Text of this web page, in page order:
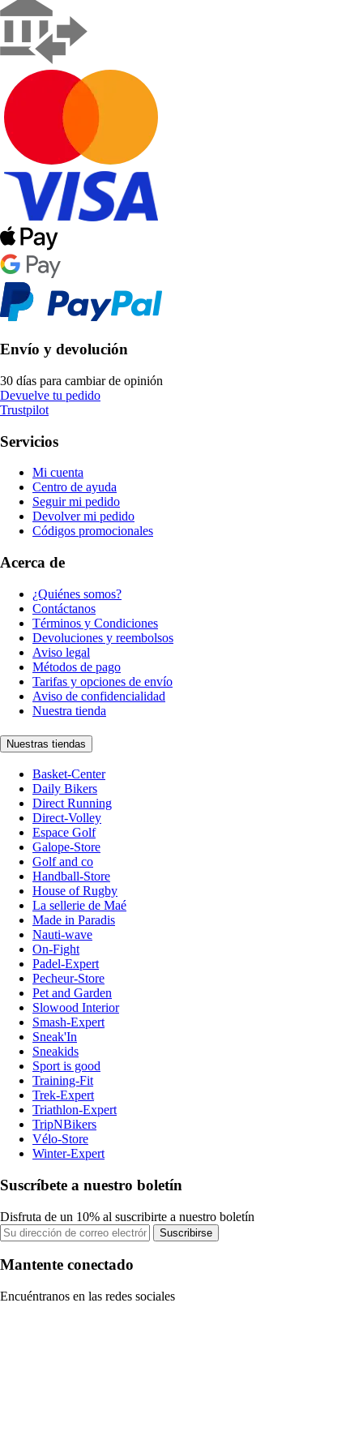
Envío y devolución
30 días para cambiar de opinión
Devuelve tu pedido
Trustpilot
Servicios
Mi cuenta
Centro de ayuda
Seguir mi pedido
Devolver mi pedido
Códigos promocionales
Acerca de
¿Quiénes somos?
Contáctanos
Términos y Condiciones
Devoluciones y reembolsos
Aviso legal
Métodos de pago
Tarifas y opciones de envío
Aviso de confidencialidad
Nuestra tienda
Nuestras tiendas
Basket-Center
Daily Bikers
Direct Running
Direct-Volley
Espace Golf
Galope-Store
Golf and co
Handball-Store
House of Rugby
La sellerie de Maé
Made in Paradis
Nauti-wave
On-Fight
Padel-Expert
Pecheur-Store
Pet and Garden
Slowood Interior
Smash-Expert
Sneak'In
Sneakids
Sport is good
Training-Fit
Trek-Expert
Triathlon-Expert
TripNBikers
Vélo-Store
Winter-Expert
Suscríbete a nuestro boletín
Disfruta de un 10% al suscribirte a nuestro boletín
Suscribirse
Mantente conectado
Encuéntranos en las redes sociales